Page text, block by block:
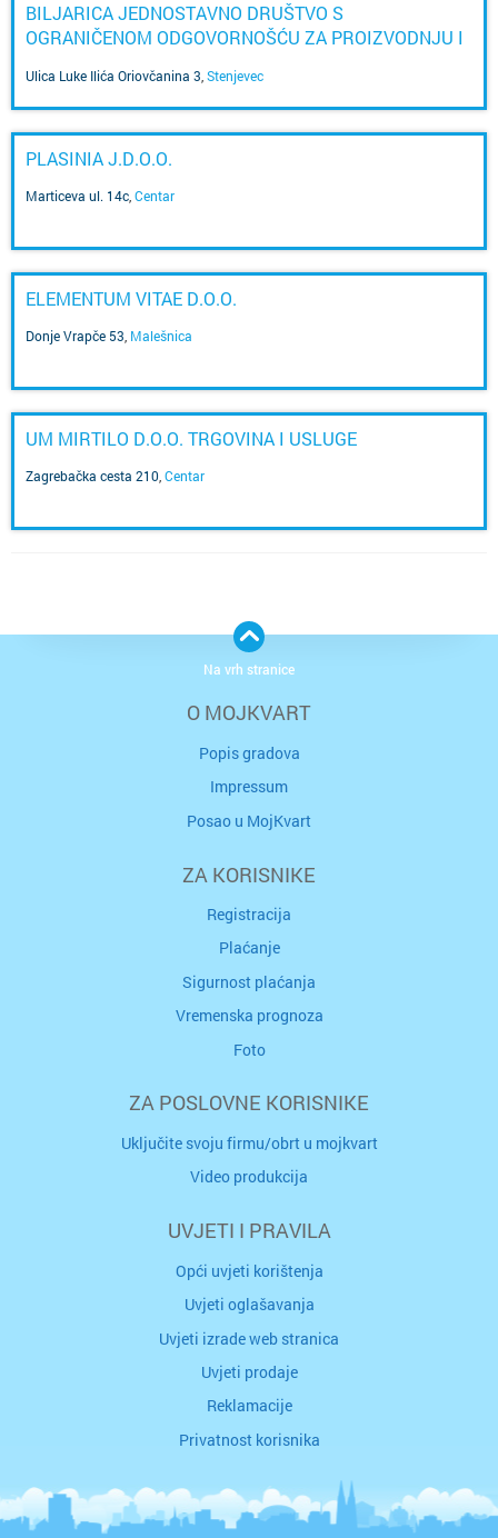
BILJARICA JEDNOSTAVNO DRUŠTVO S
OGRANIČENOM ODGOVORNOŠĆU ZA PROIZVODNJU I
Ulica Luke Ilića Oriovčanina 3 Stenjevec
PLASINIA J.D.O.O.
Marticeva ul. 14c Centar
ELEMENTUM VITAE D.O.O.
Donje Vrapče 53 Malešnica
UM MIRTILO D.O.O. TRGOVINA I USLUGE
Zagrebačka cesta 210 Centar
O MOJKVART
Popis gradova
Impressum
Posao u MojKvart
ZA KORISNIKE
Registracija
Plaćanje
Sigurnost plaćanja
Vremenska prognoza
Foto
ZA POSLOVNE KORISNIKE
Uključite svoju firmu/obrt u mojkvart
Video produkcija
UVJETI I PRAVILA
Opći uvjeti korištenja
Uvjeti oglašavanja
Uvjeti izrade web stranica
Uvjeti prodaje
Reklamacije
Privatnost korisnika
Na vrh stranice